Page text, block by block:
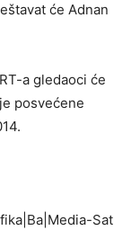
će Adnan
a gledaoci će
posvećene
Sat